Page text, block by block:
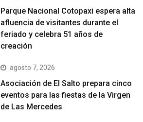
Parque Nacional Cotopaxi espera alta
afluencia de visitantes durante el
feriado y celebra 51 años de
creación
agosto 7, 2026
Asociación de El Salto prepara cinco
eventos para las fiestas de la Virgen
de Las Mercedes